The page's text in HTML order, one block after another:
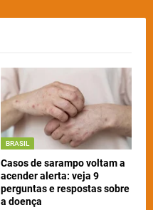
BRASIL
Casos de sarampo voltam a
acender alerta: veja 9
perguntas e respostas sobre
a doença